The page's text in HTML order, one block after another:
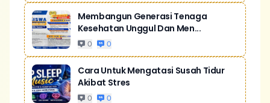
Membangun Generasi Tenaga
Kesehatan Unggul Dan Men...
0 0
Cara Untuk Mengatasi Susah Tidur
Akibat Stres
0 0